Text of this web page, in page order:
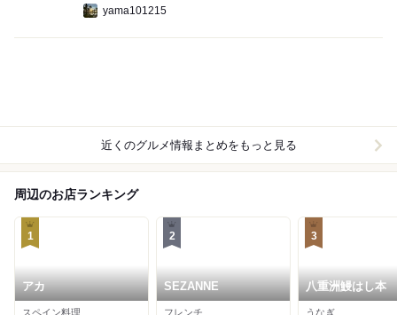
yama101215
近くのグルメ情報まとめをもっと見る
周辺のお店ランキング
1
アカ
スペイン料理
2
SEZANNE
フレンチ
3
八重洲鰻はし本
うなぎ